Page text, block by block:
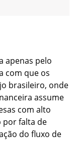
apenas pelo
com que os
brasileiro, onde
assume
com alto
por falta de
do fluxo de